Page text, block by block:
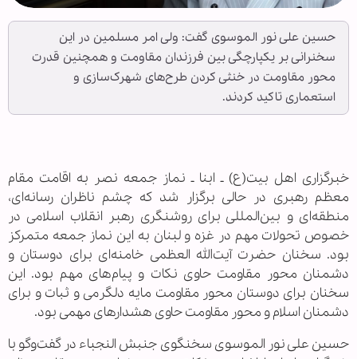
حسین علی نور الموسوی گفت: ولی امر مسلمین در این
سخنرانی بر یکپارچگی بین فرزندان مقاومت و همچنین قدرت
محور مقاومت در خنثی کردن طرح‌های شهرک‌سازی و
استعماری تاکید کردند.
خبرگزاری اهل بیت(ع) ـ ابنا ـ نماز جمعه نصر به اقامت مقام
معظم رهبری در حالی برگزار شد که چشم ناظران رسانه‌ای،
منطقه‌ای و بین‌المللی برای روشنگری رهبر انقلاب اسلامی در
خصوص تحولات مهم در غزه و لبنان به این نماز جمعه متمرکز
بود. سخنان حضرت آیت‌الله العظمی خامنه‌ای برای دوستان و
دشمنان محور مقاومت حاوی نکات و پیام‌های مهم بود. این
سخنان برای دوستان محور مقاومت مایه دلگرمی و ثبات و برای
دشمنان اسلام و محور مقاومت حاوی هشدارهای مهمی بود.
حسین علی نور الموسوی سخنگوی جنبش النجباء در گفت‌وگو با